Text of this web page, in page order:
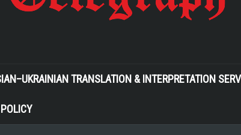
TRANSLATION & INTERPRETATION